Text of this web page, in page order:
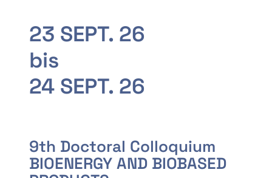
23 SEPT. 26
bis
24 SEPT. 26
9th Doctoral Colloquium
BIOENERGY AND BIOBASED